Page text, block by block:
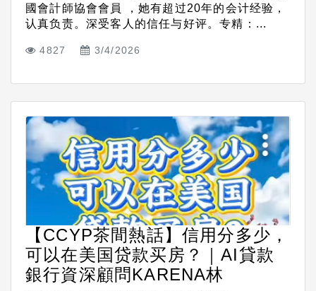
國會計師協會會員 ，她有超过20年的会计经验，
认真负责。深受客人的信任与好评。专精：...
4827 3/4/2026
【CCYP茶間熱話】信用分多少，
可以在美国贷款买房？｜AI貸款
銀行資深顧問KARENA林